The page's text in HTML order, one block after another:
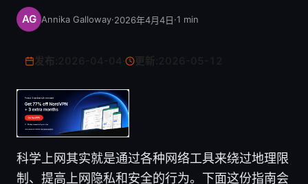
Annika Galloway·2026年4月4日·1 min
更新:
科学上网其实就是通过各种网络工具来绕过地理限
制、提高上网隐私和安全的行为。下面这份指南会